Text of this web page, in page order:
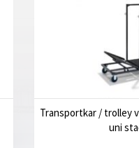
Transportkar / trolley
uni